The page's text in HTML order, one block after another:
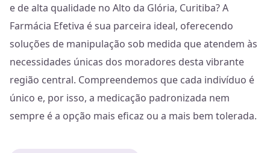
e de alta qualidade no Alto da Glória, Curitiba? A
Farmácia Efetiva é sua parceira ideal, oferecendo
soluções de manipulação sob medida que atendem às
necessidades únicas dos moradores desta vibrante
região central. Compreendemos que cada indivíduo é
único e, por isso, a medicação padronizada nem
sempre é a opção mais eficaz ou a mais bem tolerada.